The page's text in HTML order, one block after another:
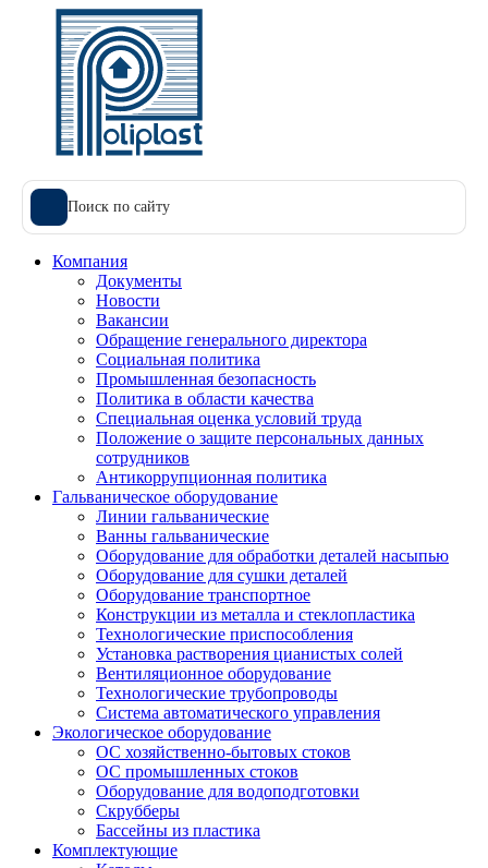
Поиск по сайту
Компания
Документы
Новости
Вакансии
Обращение генерального директора
Социальная политика
Промышленная безопасность
Политика в области качества
Специальная оценка условий труда
Положение о защите персональных данных
сотрудников
Антикоррупционная политика
Гальваническое оборудование
Линии гальванические
Ванны гальванические
Оборудование для обработки деталей насыпью
Оборудование для сушки деталей
Оборудование транспортное
Конструкции из металла и стеклопластика
Технологические приспособления
Установка растворения цианистых солей
Вентиляционное оборудование
Технологические трубопроводы
Система автоматического управления
Экологическое оборудование
ОС хозяйственно-бытовых стоков
ОС промышленных стоков
Оборудование для водоподготовки
Скрубберы
Бассейны из пластика
Комплектующие